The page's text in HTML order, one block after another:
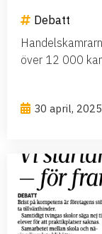
Debatt
över 12 000
30 april, 2025